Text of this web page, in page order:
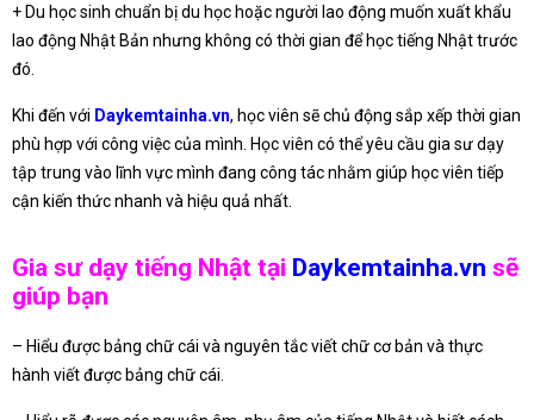
+ Du học sinh chuẩn bị du học hoặc người lao động muốn xuất khẩu
lao động Nhật Bản nhưng không có thời gian để học tiếng Nhật trước
đó.
Khi đến với Daykemtainha.vn, học viên sẽ chủ động sắp xếp thời gian
phù hợp với công việc của mình. Học viên có thể yêu cầu gia sư dạy
tập trung vào lĩnh vực mình đang công tác nhằm giúp học viên tiếp
cận kiến thức nhanh và hiệu quả nhất.
Gia sư dạy tiếng Nhật tại Daykemtainha.vn sẽ
giúp bạn
– Hiểu được bảng chữ cái và nguyên tắc viết chữ cơ bản và thực
hành viết được bảng chữ cái.